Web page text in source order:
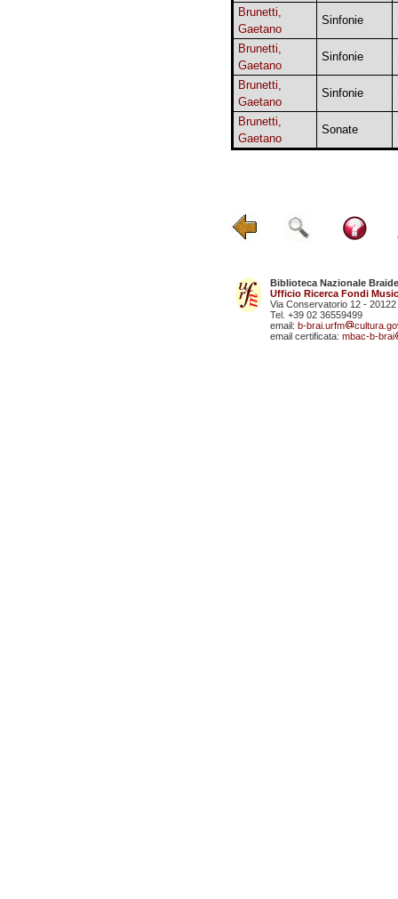
Brunetti,
Gaetano
Sinfonie
Brunetti,
Gaetano
Sinfonie
Brunetti,
Gaetano
Sinfonie
Brunetti,
Gaetano
Sonate
Biblioteca Nazionale
Ufficio Ricerca Fondi
Via Conservatorio 12 - 20122
Tel. +39 02 36559499
email: b-brai.urfm
email certificata: mbac-b-brai